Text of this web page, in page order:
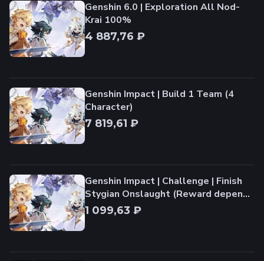
Genshin 6.0 | Exploration All Nod-
Krai 100%
4 887,76 ₽
Genshin Impact | Build 1 Team (4
Character)
7 819,61 ₽
Genshin Impact | Challenge | Finish
Stygian Onslaught (Reward depend
on team)
1 099,63 ₽